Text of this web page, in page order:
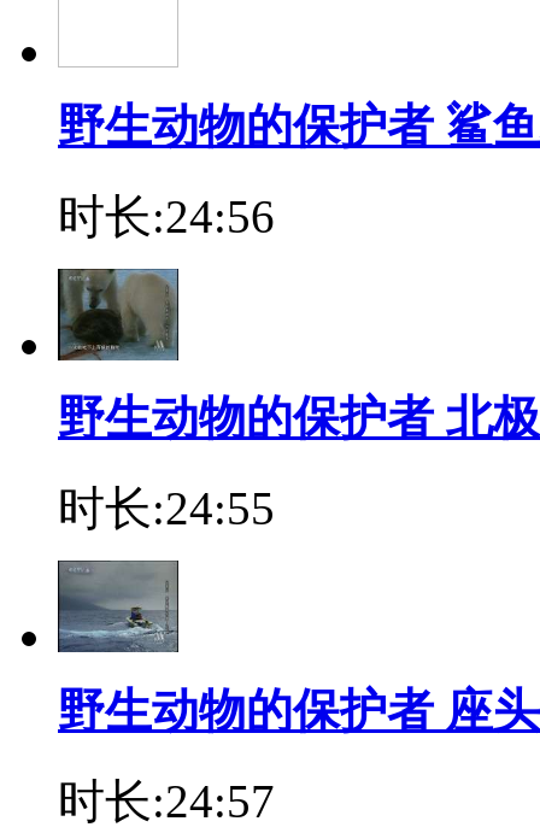
野生动物的保护者 鲨
时长:24:56
野生动物的保护者 北
时长:24:55
野生动物的保护者 座
时长:24:57